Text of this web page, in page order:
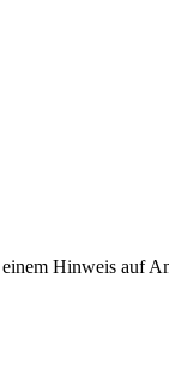
Hinweis auf